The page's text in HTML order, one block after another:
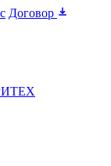
Договор